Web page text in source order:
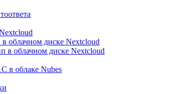
облачном диске Nextcloud
в облачном диске Nextcloud
в облаке Nubes